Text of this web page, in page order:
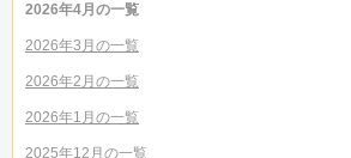
2026年4月の一覧
2026年3月の一覧
2026年2月の一覧
2026年1月の一覧
2025年12月の一覧